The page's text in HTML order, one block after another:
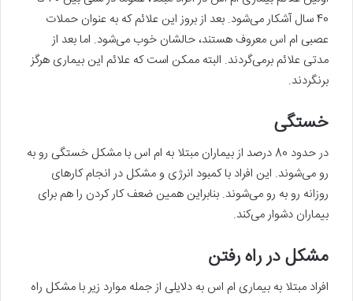
40 سال آشکار می‌شود. بعد از بروز این علائم که به عنوان حملات
عصبی ام اس معروف هستند، حالشان خوب می‌شود. اما بعد از
مدتی علائم برمی‌گردند. البته ممکن است که علائم این بیماری هرگز
برنگردند.
خستگی
در حدود 80 درصد از بیماران مبتلا به ام اس با مشکل خستگی رو به
رو می‌شوند. این افراد با کمبود انرژی و مشکل در انجام کارهای
روزانه رو به رو می‌شوند. بنابراین همین ضعف کار کردن را هم برای
بیماران دشوار می‌کند.
مشکل در راه رفتن
افراد مبتلا به بیماری ام اس به دلایلی از جمله موارد زیر با مشکل راه